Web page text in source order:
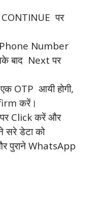
पर
Number
बाद Next पर
OTP आयी होगी,
करें।
Click करें और
सरे डेटा को
पुराने WhatsApp